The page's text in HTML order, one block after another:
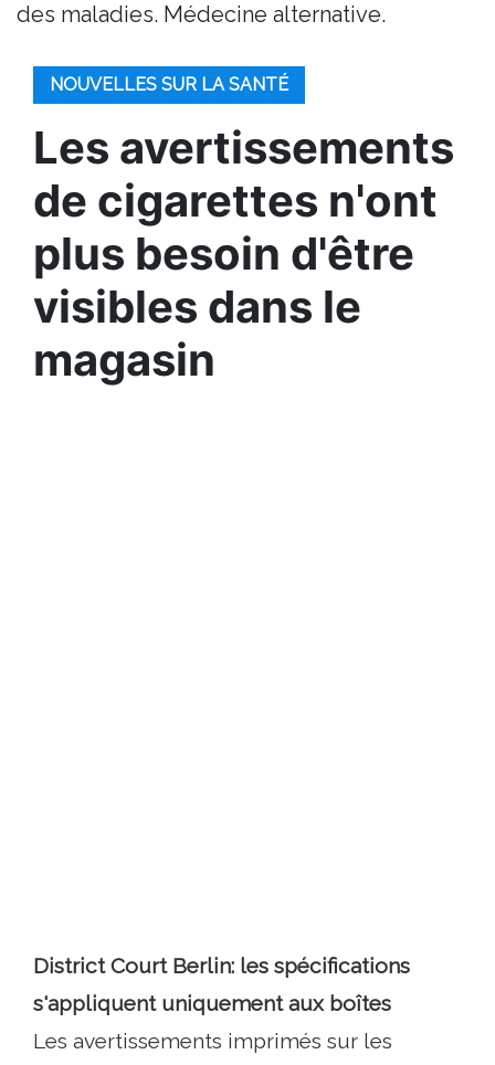
des maladies. Médecine alternative.
NOUVELLES SUR LA SANTÉ
Les avertissements
de cigarettes n'ont
plus besoin d'être
visibles dans le
magasin
District Court Berlin: les spécifications
s'appliquent uniquement aux boîtes
Les avertissements imprimés sur les